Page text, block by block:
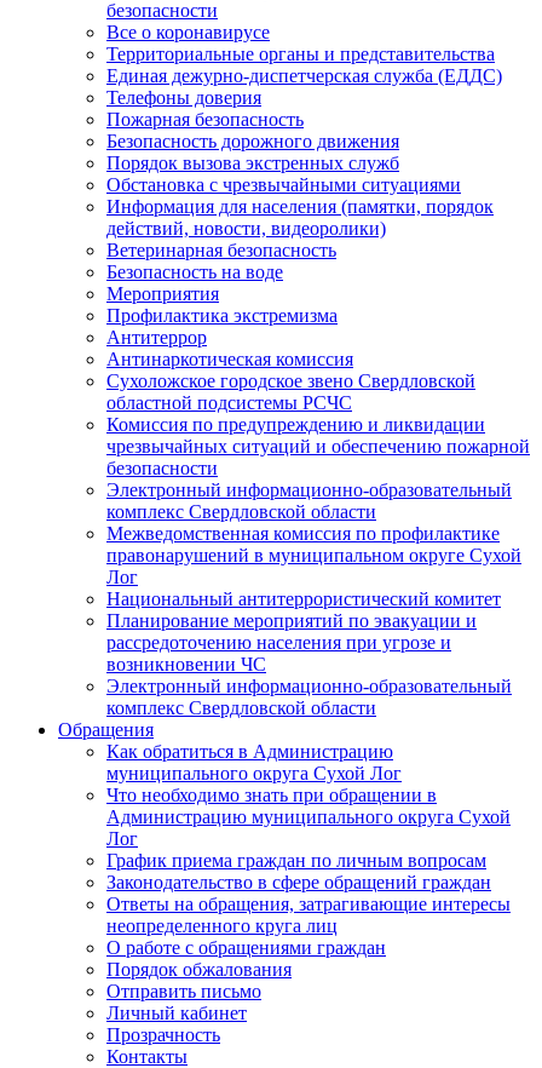
безопасности
Все о коронавирусе
Территориальные органы и представительства
Единая дежурно-диспетчерская служба (ЕДДС)
Телефоны доверия
Пожарная безопасность
Безопасность дорожного движения
Порядок вызова экстренных служб
Обстановка с чрезвычайными ситуациями
Информация для населения (памятки, порядок
действий, новости, видеоролики)
Ветеринарная безопасность
Безопасность на воде
Мероприятия
Профилактика экстремизма
Антитеррор
Антинаркотическая комиссия
Сухоложское городское звено Свердловской
областной подсистемы РСЧС
Комиссия по предупреждению и ликвидации
чрезвычайных ситуаций и обеспечению пожарной
безопасности
Электронный информационно-образовательный
комплекс Cвердловской области
Межведомственная комиссия по профилактике
правонарушений в муниципальном округе Сухой
Лог
Национальный антитеррористический комитет
Планирование мероприятий по эвакуации и
рассредоточению населения при угрозе и
возникновении ЧС
Электронный информационно-образовательный
комплекс Свердловской области
Обращения
Как обратиться в Администрацию
муниципального округа Сухой Лог
Что необходимо знать при обращении в
Администрацию муниципального округа Сухой
Лог
График приема граждан по личным вопросам
Законодательство в сфере обращений граждан
Ответы на обращения, затрагивающие интересы
неопределенного круга лиц
О работе с обращениями граждан
Порядок обжалования
Отправить письмо
Личный кабинет
Прозрачность
Контакты